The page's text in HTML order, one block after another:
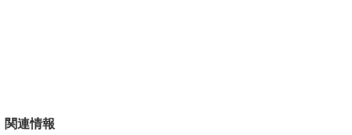
関連情報